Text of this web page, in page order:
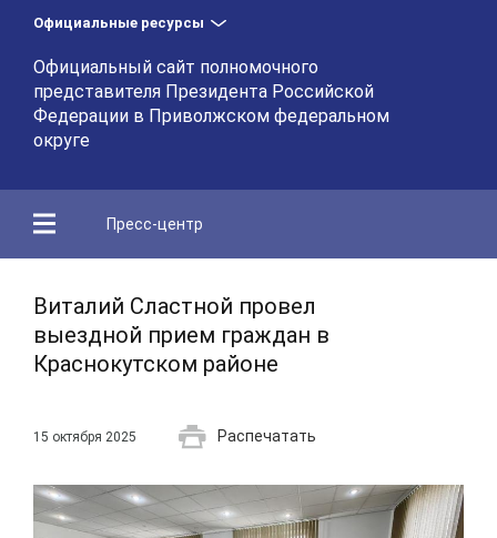
Официальные ресурсы
Официальный сайт полномочного
представителя Президента Российской
Федерации в Приволжском федеральном
округе
Пресс-центр
Виталий Сластной провел
выездной прием граждан в
Краснокутском районе
15 октября 2025 Распечатать